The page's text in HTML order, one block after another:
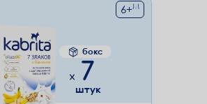
6+М
7
штук
бокс